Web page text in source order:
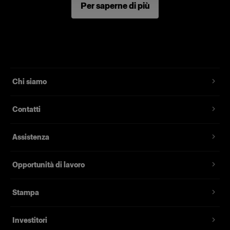
Per saperne di più
Chi siamo
Contatti
Assistenza
Opportunità di lavoro
Stampa
Investitori